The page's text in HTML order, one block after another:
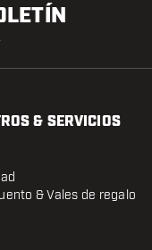
& SERVICIOS
& Vales de regalo